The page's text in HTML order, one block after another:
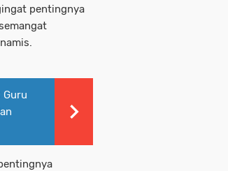
pentingnya